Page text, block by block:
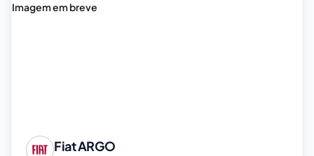
Imagem em breve
FiatARGO